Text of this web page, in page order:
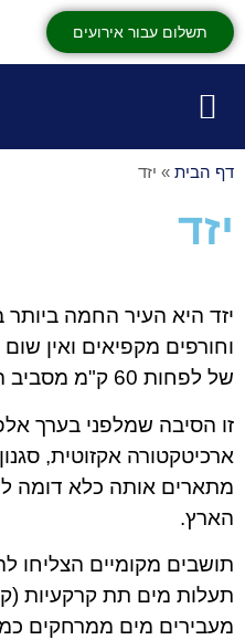
תשלום עבור אירועים
דף הבית » יזד
יזד
יזד היא העיר החמה ביותר
וחורפים מקפיאים ואין
של לפחות 60 ק"מ מסביב העיר הזו.
זו הסיבה שמלפני בערך
ארכיטקטורה אקזוטית,
מתארים אותה כלא דומה
הארץ.
תושבים מקומיים הצליחו
תעלות מים תת קרקעיות
מעבירים מים ממרחקים כמו 60-100